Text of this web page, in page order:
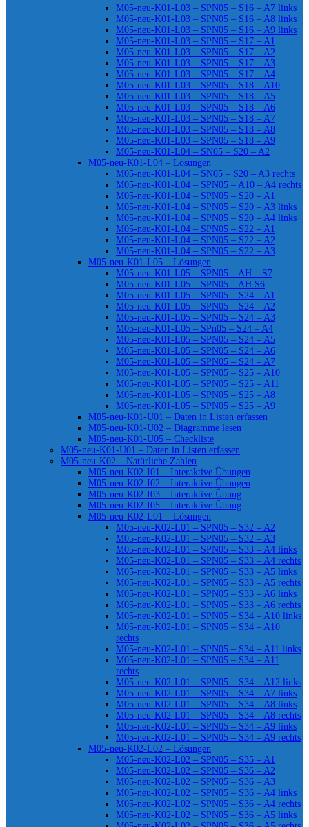
M05-neu-K01-L03 – SPN05 – S16 – A7 links
M05-neu-K01-L03 – SPN05 – S16 – A8 links
M05-neu-K01-L03 – SPN05 – S16 – A9 links
M05-neu-K01-L03 – SPN05 – S17 – A1
M05-neu-K01-L03 – SPN05 – S17 – A2
M05-neu-K01-L03 – SPN05 – S17 – A3
M05-neu-K01-L03 – SPN05 – S17 – A4
M05-neu-K01-L03 – SPN05 – S18 – A10
M05-neu-K01-L03 – SPN05 – S18 – A5
M05-neu-K01-L03 – SPN05 – S18 – A6
M05-neu-K01-L03 – SPN05 – S18 – A7
M05-neu-K01-L03 – SPN05 – S18 – A8
M05-neu-K01-L03 – SPN05 – S18 – A9
M05-neu-K01-L04 – SN05 – S20 – A2
M05-neu-K01-L04 – Lösungen
M05-neu-K01-L04 – SN05 – S20 – A3 rechts
M05-neu-K01-L04 – SPN05 – A10 – A4 rechts
M05-neu-K01-L04 – SPN05 – S20 – A1
M05-neu-K01-L04 – SPN05 – S20 – A3 links
M05-neu-K01-L04 – SPN05 – S20 – A4 links
M05-neu-K01-L04 – SPN05 – S22 – A1
M05-neu-K01-L04 – SPN05 – S22 – A2
M05-neu-K01-L04 – SPN05 – S22 – A3
M05-neu-K01-L05 – Lösungen
M05-neu-K01-L05 – SPN05 – AH – S7
M05-neu-K01-L05 – SPN05 – AH S6
M05-neu-K01-L05 – SPN05 – S24 – A1
M05-neu-K01-L05 – SPN05 – S24 – A2
M05-neu-K01-L05 – SPN05 – S24 – A3
M05-neu-K01-L05 – SPn05 – S24 – A4
M05-neu-K01-L05 – SPN05 – S24 – A5
M05-neu-K01-L05 – SPN05 – S24 – A6
M05-neu-K01-L05 – SPN05 – S24 – A7
M05-neu-K01-L05 – SPN05 – S25 – A10
M05-neu-K01-L05 – SPN05 – S25 – A11
M05-neu-K01-L05 – SPN05 – S25 – A8
M05-neu-K01-L05 – SPN05 – S25 – A9
M05-neu-K01-U01 – Daten in Listen erfassen
M05-neu-K01-U02 – Diagramme lesen
M05-neu-K01-U05 – Checkliste
M05-neu-K01-U01 – Daten in Listen erfassen
M05-neu-K02 – Natürliche Zahlen
M05-neu-K02-I01 – Interaktive Übungen
M05-neu-K02-I02 – Interaktive Übungen
M05-neu-K02-I03 – Interaktive Übung
M05-neu-K02-I05 – Interaktive Übung
M05-neu-K02-L01 – Lösungen
M05-neu-K02-L01 – SPN05 – S32 – A2
M05-neu-K02-L01 – SPN05 – S32 – A3
M05-neu-K02-L01 – SPN05 – S33 – A4 links
M05-neu-K02-L01 – SPN05 – S33 – A4 rechts
M05-neu-K02-L01 – SPN05 – S33 – A5 links
M05-neu-K02-L01 – SPN05 – S33 – A5 rechts
M05-neu-K02-L01 – SPN05 – S33 – A6 links
M05-neu-K02-L01 – SPN05 – S33 – A6 rechts
M05-neu-K02-L01 – SPN05 – S34 – A10 links
M05-neu-K02-L01 – SPN05 – S34 – A10
rechts
M05-neu-K02-L01 – SPN05 – S34 – A11 links
M05-neu-K02-L01 – SPN05 – S34 – A11
rechts
M05-neu-K02-L01 – SPN05 – S34 – A12 links
M05-neu-K02-L01 – SPN05 – S34 – A7 links
M05-neu-K02-L01 – SPN05 – S34 – A8 links
M05-neu-K02-L01 – SPN05 – S34 – A8 rechts
M05-neu-K02-L01 – SPN05 – S34 – A9 links
M05-neu-K02-L01 – SPN05 – S34 – A9 rechts
M05-neu-K02-L02 – Lösungen
M05-neu-K02-L02 – SPN05 – S35 – A1
M05-neu-K02-L02 – SPN05 – S36 – A2
M05-neu-K02-L02 – SPN05 – S36 – A3
M05-neu-K02-L02 – SPN05 – S36 – A4 links
M05-neu-K02-L02 – SPN05 – S36 – A4 rechts
M05-neu-K02-L02 – SPN05 – S36 – A5 links